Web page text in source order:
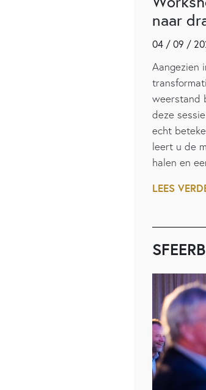
naar
04 / 09 /
Aangezien
weerstand
deze
echt
leert u de
halen en
LEES